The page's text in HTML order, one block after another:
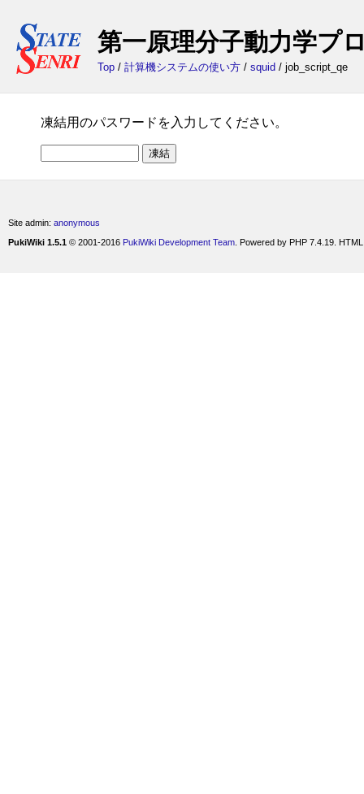
第一原理分子動力学プ
Top / 計算機システムの使い方 / squid / job_script_qe
凍結用のパスワードを入力してください。
Site admin: anonymous
PukiWiki 1.5.1 © 2001-2016 PukiWiki Development Team . Powered by PHP 7.4.19.